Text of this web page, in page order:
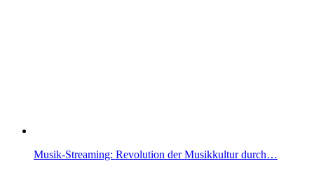
Musik-Streaming: Revolution der Musikkultur durch…